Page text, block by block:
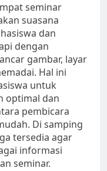
seminar
suasana
dan
dengan
gambar, layar
Hal ini
untuk
optimal dan
pembicara
Di samping
tersedia agar
informasi
seminar.